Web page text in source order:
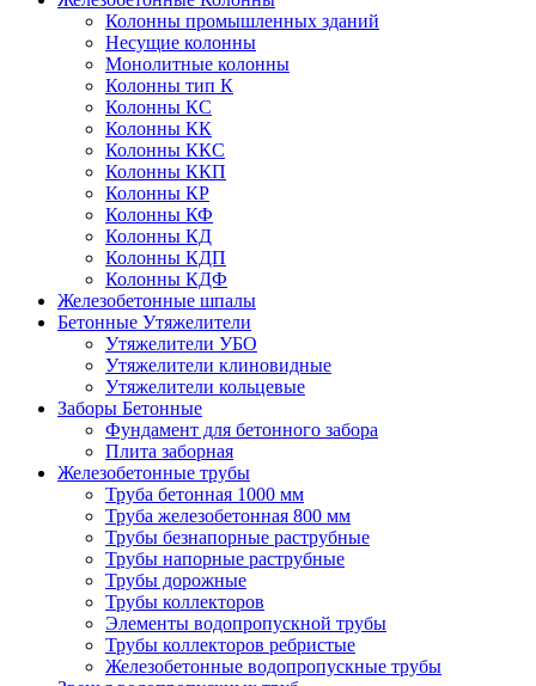
Колонны промышленных зданий
Несущие колонны
Монолитные колонны
Колонны тип К
Колонны КС
Колонны КК
Колонны ККС
Колонны ККП
Колонны КР
Колонны КФ
Колонны КД
Колонны КДП
Колонны КДФ
Железобетонные шпалы
Бетонные Утяжелители
Утяжелители УБО
Утяжелители клиновидные
Утяжелители кольцевые
Заборы Бетонные
Фундамент для бетонного забора
Плита заборная
Железобетонные трубы
Труба бетонная 1000 мм
Труба железобетонная 800 мм
Трубы безнапорные раструбные
Трубы напорные раструбные
Трубы дорожные
Трубы коллекторов
Элементы водопропускной трубы
Трубы коллекторов ребристые
Железобетонные водопропускные трубы